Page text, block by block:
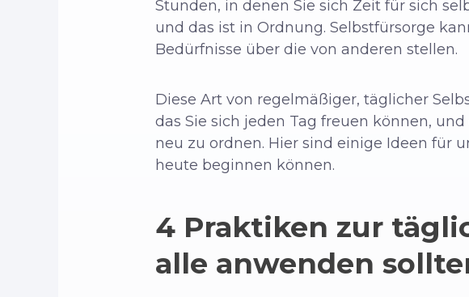
Stunden, in denen Sie sich Zeit für sich
und das ist in Ordnung. Selbstfürsorge
Bedürfnisse über die von anderen stellen.
Diese Art von regelmäßiger, täglicher
das Sie sich jeden Tag freuen können,
neu zu ordnen. Hier sind einige Ideen für
heute beginnen können.
4 Praktiken zur
alle anwenden